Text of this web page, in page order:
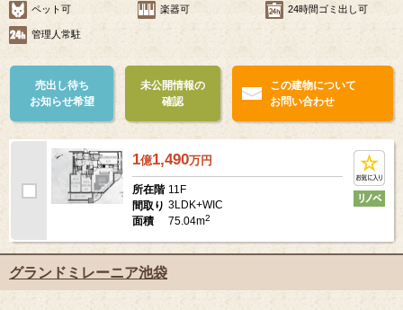
ペット可 楽器可 24時間ゴミ出し可
管理人常駐
売出し待ち
お知らせ希望
未公開情報の
確認
この建物について
お問い合わせ
1億1,490万円
所在階 11F
間取り 3LDK+WIC
面積
75.04m2
グランドミレーニア池袋